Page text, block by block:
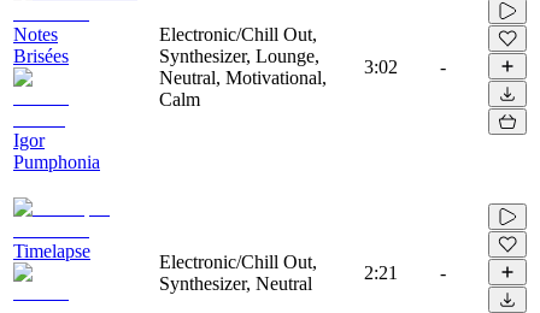
Notes
Brisées
Igor
Pumphonia
Electronic/Chill Out,
Synthesizer, Lounge,
Neutral, Motivational,
Calm
3:02 -
Timelapse
Electronic/Chill Out,
Synthesizer, Neutral
2:21 -